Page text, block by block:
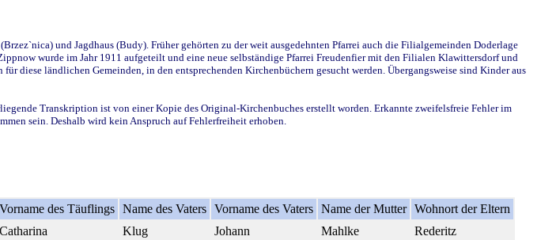
und Jagdhaus (Budy). Früher gehörten zu der weit ausgedehnten Pfarrei auch die Filialgemeinden Doderlage
wurde im Jahr 1911 aufgeteilt und eine neue selbständige Pfarrei Freudenfier mit den Filialen Klawittersdorf und
ländlichen Gemeinden, in den entsprechenden Kirchenbüchern gesucht werden. Übergangsweise sind Kinder aus
Transkription ist von einer Kopie des Original-Kirchenbuches erstellt worden. Erkannte zweifelsfreie Fehler im
sein. Deshalb wird kein Anspruch auf Fehlerfreiheit erhoben.
Vorname des Täuflings Name des Vaters Vorname des Vaters Name der Mutter Wohnort der Eltern
Catharina Klug Johann Mahlke
Rederitz